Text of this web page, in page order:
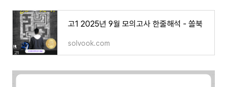
고1 2025년 9월 모의고사 한줄해석 - 쏠북
solvook.com